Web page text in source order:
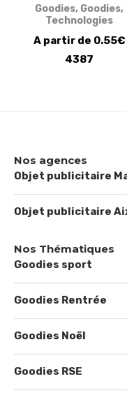
Goodies, Goodies,
Technologies
A partir de 0.55€
4387
Nos agences
Objet publicitaire
Objet publicitaire
Nos Thématiques
Goodies sport
Goodies Rentrée
Goodies Noël
Goodies RSE